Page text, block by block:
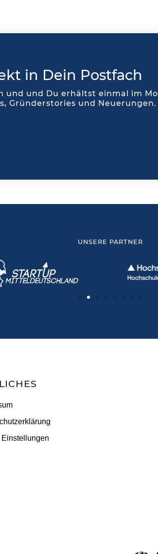
in Dein Postfach
und und Du erhältst einmal im
Gründerstories und Neuerungen.
UNSERE PARTNER